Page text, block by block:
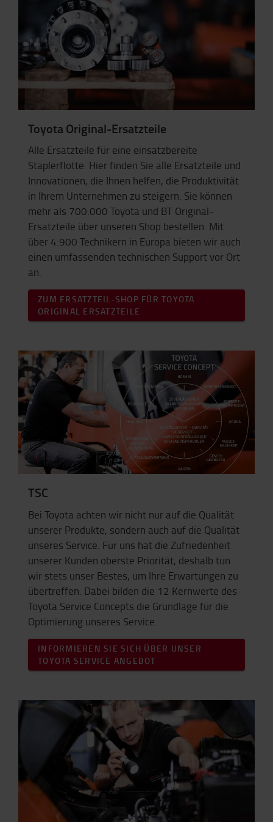
Toyota Original-Ersatzteile
Alle Ersatzteile für eine einsatzbereite
Staplerflotte. Hier finden Sie alle Ersatzteile und
Innovationen, die Ihnen helfen, die Produktivität
in Ihrem Unternehmen zu steigern. Sie können
mehr als 700.000 Toyota und BT Original-
Ersatzteile über unseren Shop bestellen. Mit
über 4.900 Technikern in Europa bieten wir auch
einen umfassenden technischen Support vor Ort
an.
ZUM ERSATZTEIL-SHOP FÜR TOYOTA
ORIGINAL ERSATZTEILE
TSC
Bei Toyota achten wir nicht nur auf die Qualität
unserer Produkte, sondern auch auf die Qualität
unseres Service. Für uns hat die Zufriedenheit
unserer Kunden oberste Priorität, deshalb tun
wir stets unser Bestes, um Ihre Erwartungen zu
übertreffen. Dabei bilden die 12 Kernwerte des
Toyota Service Concepts die Grundlage für die
Optimierung unseres Service.
INFORMIEREN SIE SICH ÜBER UNSER
TOYOTA SERVICE ANGEBOT